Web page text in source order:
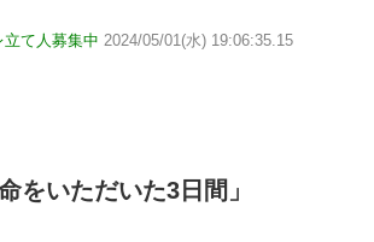
て人募集中 2024/05/01(水) 19:06:35.15
をいただいた3日間」